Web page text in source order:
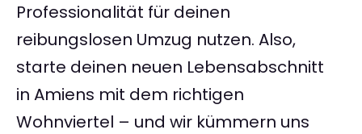
Professionalität für deinen
reibungslosen Umzug nutzen. Also,
starte deinen neuen Lebensabschnitt
in Amiens mit dem richtigen
Wohnviertel – und wir kümmern uns